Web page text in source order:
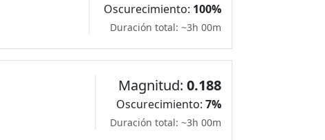
Oscurecimiento: 100%
Duración total: ~3h 00m
Magnitud: 0.188
Oscurecimiento: 7%
Duración total: ~3h 00m